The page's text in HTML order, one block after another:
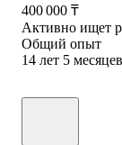
400 000 ₸
Активно ищет
Общий опыт
14 лет 5 месяцев